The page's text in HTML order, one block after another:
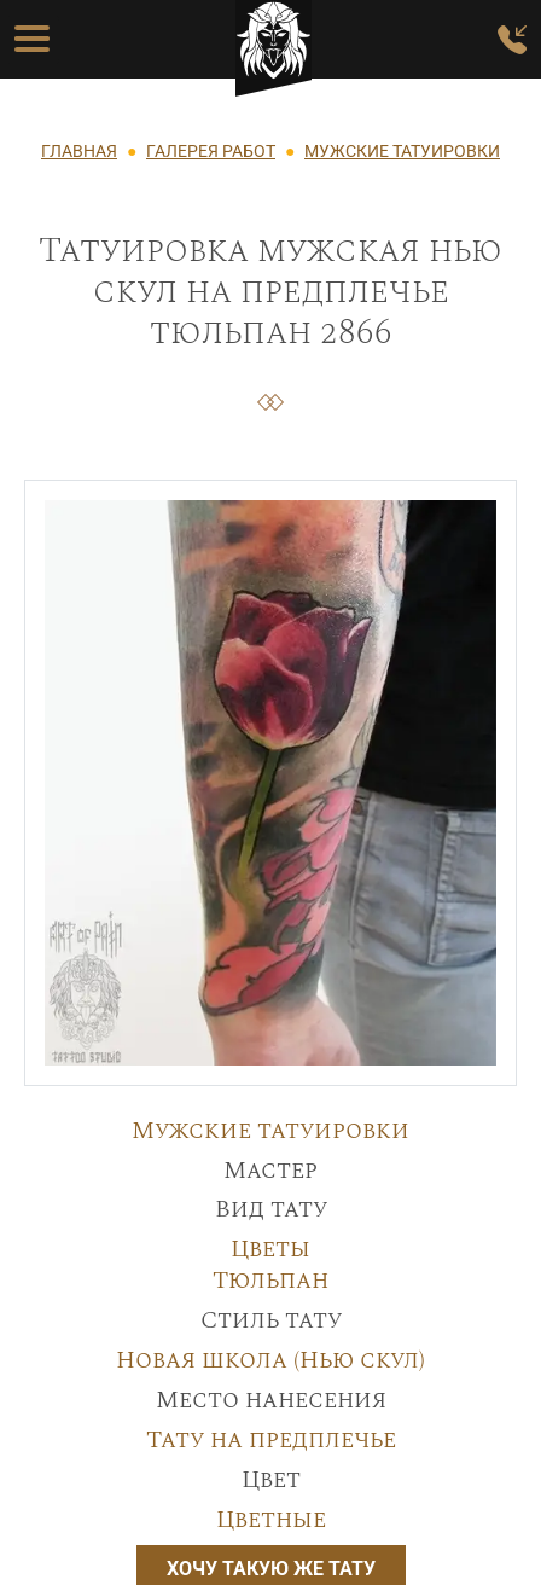
Перейти к основному содержанию
Основная навигация
Строка навигации
ГЛАВНАЯ ГАЛЕРЕЯ РАБОТ МУЖСКИЕ ТАТУИРОВКИ
Татуировка мужская нью
скул на предплечье
тюльпан 2866
Мужские татуировки
Мастер
Вид тату
Цветы
Тюльпан
Стиль тату
Новая школа (Нью скул)
Место нанесения
Тату на предплечье
Цвет
Цветные
ХОЧУ ТАКУЮ ЖЕ ТАТУ